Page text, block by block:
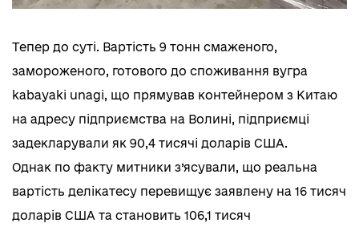
Тепер до суті. Вартість 9 тонн смаженого,
замороженого, готового до споживання вугра
kabayaki unagi, що прямував контейнером з Китаю
на адресу підприємства на Волині, підприємці
задекларували як 90,4 тисячі доларів США.
Однак по факту митники з’ясували, що реальна
вартість делікатесу перевищує заявлену на 16 тисяч
доларів США та становить 106,1 тисяч